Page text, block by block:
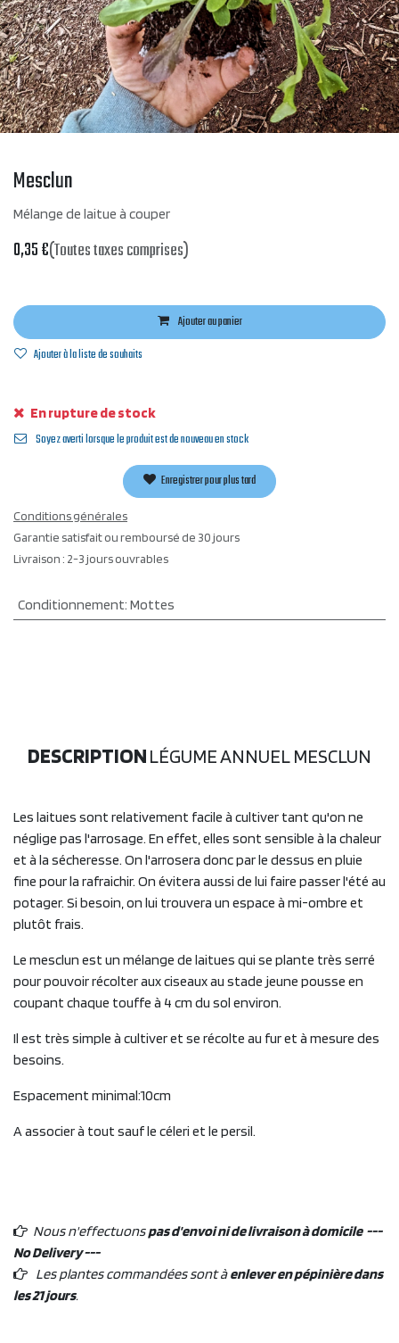
Mesclun
Mélange de laitue à couper
0,35€(Toutes taxes comprises)
Ajouter au panier
Ajouter à la liste de souhaits
En rupture de stock
Soyez averti lorsque le produit est de nouveau en stock
Enregistrer pour plus tard
Conditions générales
Garantie satisfait ou remboursé de 30 jours
Livraison : 2-3 jours ouvrables
Conditionnement: Mottes
DESCRIPTIONLÉGUME ANNUEL MESCLUN
Les laitues sont relativement facile à cultiver tant qu'on ne
néglige pas l'arrosage. En effet, elles sont sensible à la chaleur
et à la sécheresse. On l'arrosera donc par le dessus en pluie
fine pour la rafraichir. On évitera aussi de lui faire passer l'été au
potager. Si besoin, on lui trouvera un espace à mi-ombre et
plutôt frais.
Le mesclun est un mélange de laitues qui se plante très serré
pour pouvoir récolter aux ciseaux au stade jeune pousse en
coupant chaque touffe à 4 cm du sol environ.
Il est très simple à cultiver et se récolte au fur et à mesure des
besoins.
Espacement minimal:10cm
A associer à tout sauf le céleri et le persil.
Nous n'effectuonspas d'envoi ni de livraison à domicile ---
No Delivery ---
Les plantes commandées sont àenlever en pépinière dans
les 21 jours.